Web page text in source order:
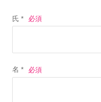
氏 *
名 *